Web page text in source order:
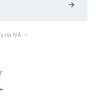
arrow_forward
na NA \